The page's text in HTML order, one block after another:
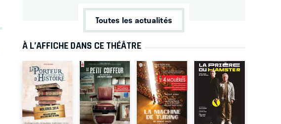
Toutes les actualités
À L’AFFICHE DANS CE THÉÂTRE